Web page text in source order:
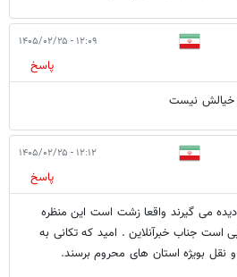
۱۲:۰۹ - ۱۴۰۵/۰۲/۲۵
پاسخ
خیالش نیست
۱۲:۱۲ - ۱۴۰۵/۰۲/۲۵
پاسخ
می گیرند واقعا زشت است این منظره
است جناب خبرآنلاین . امید که تکانی به
بویژه استان های محروم برسند.